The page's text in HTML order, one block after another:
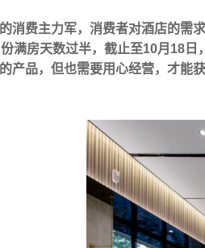
消费主力军，消费者对酒店的需
满房天数过半，截止至10月18
产品，但也需要用心经营，才能